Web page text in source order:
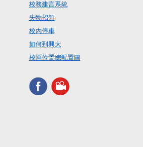
校務建言系統
失物招領
校內停車
如何到興大
校區位置總配置圖